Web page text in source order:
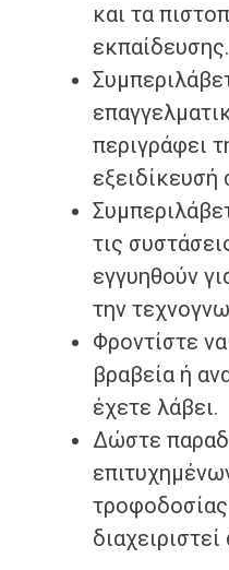
και τα
εκπαίδευσης.
περιγράφει
εξειδίκευσή
τις
εγγυηθούν
την
Φροντίστε
βραβεία ή
έχετε λάβει.
Δώστε